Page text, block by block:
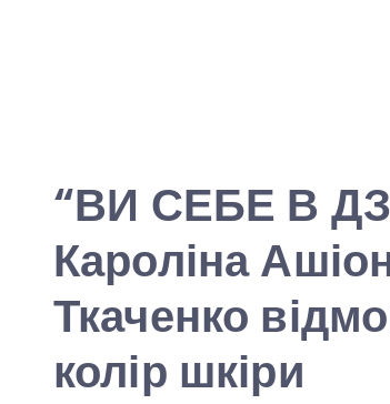
“ВИ СЕБЕ В
Кароліна
Ткаченко
колір шкіри